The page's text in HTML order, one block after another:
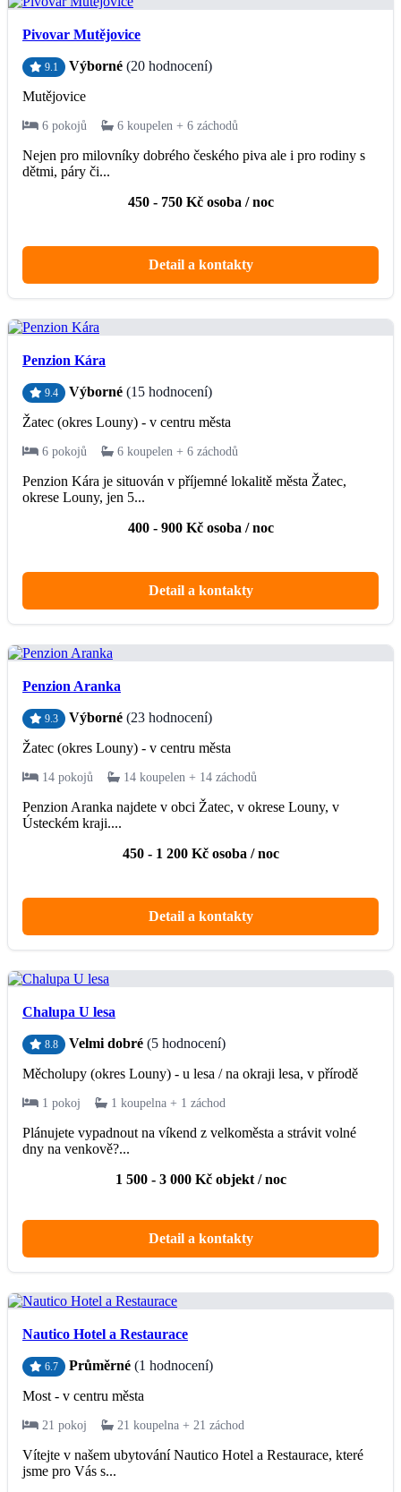
Pivovar Mutějovice
9.1 Výborné (20 hodnocení)
Mutějovice
6 pokojů 6 koupelen + 6 záchodů
Nejen pro milovníky dobrého českého piva ale i pro rodiny s
dětmi, páry či...
450 - 750 Kč osoba / noc
Detail a kontakty
Penzion Kára
9.4 Výborné (15 hodnocení)
Žatec (okres Louny) - v centru města
6 pokojů 6 koupelen + 6 záchodů
Penzion Kára je situován v příjemné lokalitě města Žatec,
okrese Louny, jen 5...
400 - 900 Kč osoba / noc
Detail a kontakty
Penzion Aranka
9.3 Výborné (23 hodnocení)
Žatec (okres Louny) - v centru města
14 pokojů 14 koupelen + 14 záchodů
Penzion Aranka najdete v obci Žatec, v okrese Louny, v
Ústeckém kraji....
450 - 1 200 Kč osoba / noc
Detail a kontakty
Chalupa U lesa
8.8 Velmi dobré (5 hodnocení)
Měcholupy (okres Louny) - u lesa / na okraji lesa, v přírodě
1 pokoj 1 koupelna + 1 záchod
Plánujete vypadnout na víkend z velkoměsta a strávit volné
dny na venkově?...
1 500 - 3 000 Kč objekt / noc
Detail a kontakty
Nautico Hotel a Restaurace
6.7 Průměrné (1 hodnocení)
Most - v centru města
21 pokoj 21 koupelna + 21 záchod
Vítejte v našem ubytování Nautico Hotel a Restaurace, které
jsme pro Vás s...